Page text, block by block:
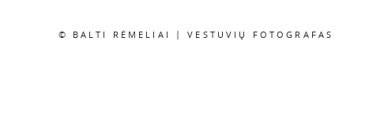
© BALTI RĖMELIAI | VESTUVIŲ FOTOGRAFAS